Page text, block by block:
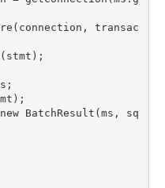
new BatchResult(ms, sq